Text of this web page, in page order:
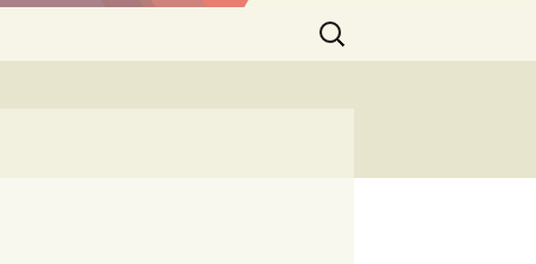
Buscar: